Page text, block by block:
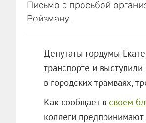
Письмо с просьбой
Ройзману.
Депутаты гордумы
транспорте и
в городских трамваях,
Как сообщает в своем
коллеги